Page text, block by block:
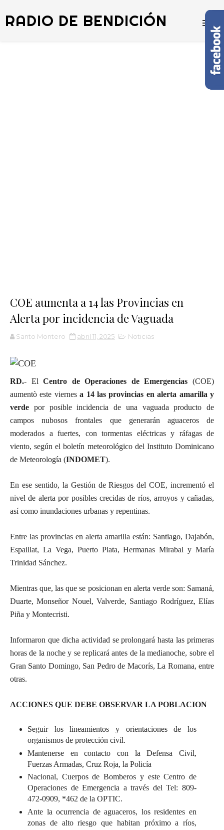
RADIO DE BENDICIÓN
COE aumenta a 14 las Provincias en
Alerta por incidencia de Vaguada
Santo Montero abril 11, 2025 Noticias
RD.- ElCentro de Operaciones de Emergencias (COE)
aumentò este viernesa 14 las provincias en alerta amarilla y
verde por posible incidencia de una vaguada producto de
campos nubosos frontales que generarán aguaceros de
moderados a fuertes, con tormentas eléctricas y ráfagas de
viento, según el boletín meteorológico del Instituto Dominicano
de Meteorología (INDOMET).
En ese sentido, la Gestión de Riesgos del COE, incrementó el
nivel de alerta por posibles crecidas de ríos, arroyos y cañadas,
así como inundaciones urbanas y repentinas.
Entre las provincias en alerta amarilla están: Santiago, Dajabón,
Espaillat, La Vega, Puerto Plata, Hermanas Mirabal y María
Trinidad Sánchez.
Mientras que, las que se posicionan en alerta verde son: Samaná,
Duarte, Monseñor Nouel, Valverde, Santiago Rodríguez, Elías
Piña y Montecristi.
Informaron que dicha actividad se prolongará hasta las primeras
horas de la noche y se replicará antes de la medianoche, sobre el
Gran Santo Domingo, San Pedro de Macorís, La Romana, entre
otras.
ACCIONES QUE DEBE OBSERVAR LA POBLACION
Seguir los lineamientos y orientaciones de los
organismos de protección civil.
Mantenerse en contacto con la Defensa Civil,
Fuerzas Armadas, Cruz Roja, la Policía
Nacional, Cuerpos de Bomberos y este Centro de
Operaciones de Emergencia a través del Tel: 809-
472-0909, *462 de la OPTIC.
Ante la ocurrencia de aguaceros, los residentes en
zonas de alto riesgo que habitan próximo a ríos,